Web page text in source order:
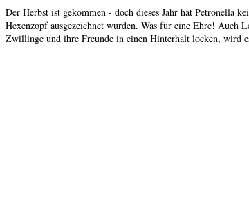
Der Herbst ist gekommen - doch dieses Jahr hat Petronella
Hexenzopf ausgezeichnet wurden. Was für eine Ehre! Auch
Zwillinge und ihre Freunde in einen Hinterhalt locken, wird